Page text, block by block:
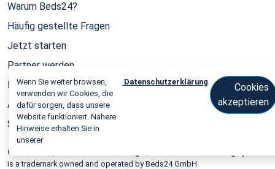
Warum Beds24?
Häufig gestellte Fragen
Jetzt starten
Partner werden
Informationen für Developer
API
System Status
© 2006-2026, Beds24 Channel Manager, PMS and Online Booking System
is a trademark owned and operated by Beds24 GmbH
Wenn Sie weiter browsen,
verwenden wir Cookies, die
dafür sorgen, dass unsere
Website funktioniert. Nähere
Hinweise erhalten Sie in
unserer
Datenschutzerklärung.
Cookies
akzeptieren